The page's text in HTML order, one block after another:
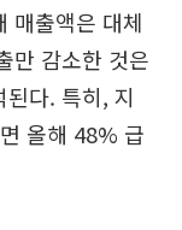
매출액은 대체
만 감소한 것은
다. 특히, 지
올해 48% 급